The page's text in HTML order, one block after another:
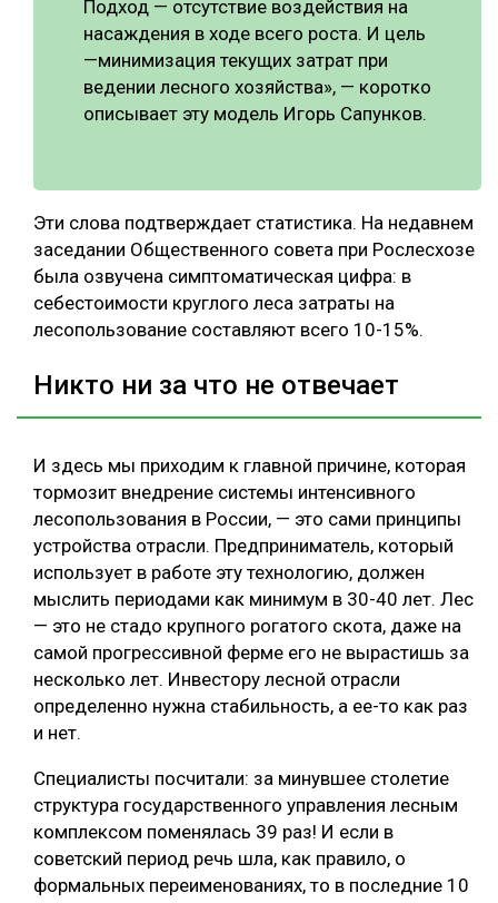
Подход — отсутствие воздействия на
насаждения в ходе всего роста. И цель
—минимизация текущих затрат при
ведении лесного хозяйства», — коротко
описывает эту модель Игорь Сапунков.
Эти слова подтверждает статистика. На недавнем
заседании Общественного совета при Рослесхозе
была озвучена симптоматическая цифра: в
себестоимости круглого леса затраты на
лесопользование составляют всего 10-15%.
Никто ни за что не отвечает
И здесь мы приходим к главной причине, которая
тормозит внедрение системы интенсивного
лесопользования в России, — это сами принципы
устройства отрасли. Предприниматель, который
использует в работе эту технологию, должен
мыслить периодами как минимум в 30-40 лет. Лес
— это не стадо крупного рогатого скота, даже на
самой прогрессивной ферме его не вырастишь за
несколько лет. Инвестору лесной отрасли
определенно нужна стабильность, а ее-то как раз
и нет.
Специалисты посчитали: за минувшее столетие
структура государственного управления лесным
комплексом поменялась 39 раз! И если в
советский период речь шла, как правило, о
формальных переименованиях, то в последние 10